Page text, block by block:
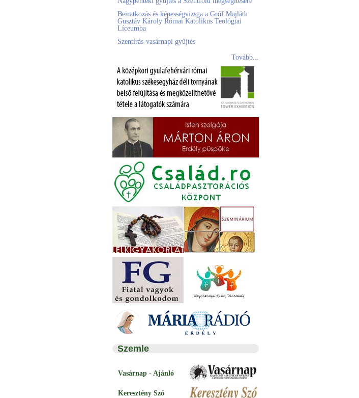
Beiratkozás és képességvizsga a Gróf Majláth
Gusztáv Károly Római Katolikus Teológiai
Líceumba
Szentírás-vasárnapi gyűjtés
Tovább...
Szemle
Vasárnap - Ajánló
Keresztény Szó